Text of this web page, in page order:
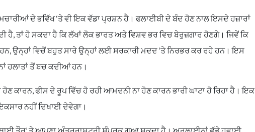
ਦੇ ਭਵਿੱਖ ‘ਤੇ ਵੀ ਇਕ ਵੱਡਾ ਪ੍ਰਸ਼ਨ ਹੈ। ਫਲਾਈਬੀ ਦੇ ਬੰਦ ਹੋਣ ਨਾਲ ਇਸਦੇ ਹਜ਼ਾਰਾਂ
ਹੈ, ਤਾਂ ਹੋ ਸਕਦਾ ਹੈ ਕਿ ਲੱਖਾਂ ਲੋਕ ਭਾਰਤ ਅਤੇ ਵਿਸ਼ਵ ਭਰ ਵਿਚ ਬੇਰੁਜ਼ਗਾਰ ਹੋਣਗੇ। ਜਿਵੇਂ ਕਿ
ਵਿਚੋਂ ਬਹੁਤ ਸਾਰੇ ਉਨ੍ਹਾਂ ਲਈ ਸਰਕਾਰੀ ਮਦਦ ‘ਤੇ ਨਿਰਭਰ ਕਰ ਰਹੇ ਹਨ। ਇਸ
ਹਲਾਤਾਂ ਤੋਂ ਬਚ ਕਦੀਆਂ ਹਨ।
ਕਾਰਨ, ਫੀਸ ਦੇ ਰੂਪ ਵਿੱਚ ਹੋ ਰਹੀ ਆਮਦਨੀ ਨਾ ਹੋਣ ਕਾਰਨ ਭਾਰੀ ਘਾਟਾ ਹੋ ਰਿਹਾ ਹੈ। ਇਕ
ਨਹੀਂ ਦਿਖਾਈ ਦੇਵੇਗਾ।